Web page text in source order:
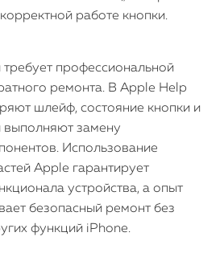
работе кнопки.
профессиональной
ремонта. В Apple Help
шлейф, состояние кнопки и
выполняют замену
Использование
Apple гарантирует
устройства, а опыт
безопасный ремонт без
функций iPhone.